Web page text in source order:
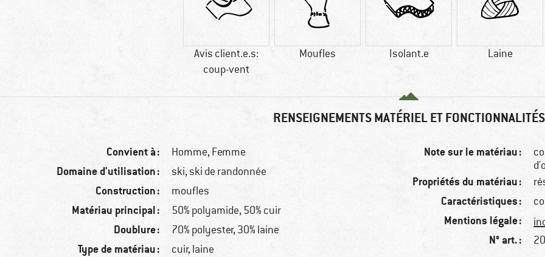
Avis client.e.s:
coup-vent
Moufles Isolant.e Laine
RENSEIGNEMENTS MATÉRIEL ET FONCTIONNALITÉS
Convient à : Homme, Femme
Domaine d'utilisation : ski, ski de randonnée
Construction : moufles
Matériau principal : 50% polyamide, 50% cuir
Doublure : 70% polyester, 30% laine
Type de matériau : cuir, laine
Note sur le matériau :
Propriétés du matériau :
Caractéristiques :
Mentions légale :
N° art. :